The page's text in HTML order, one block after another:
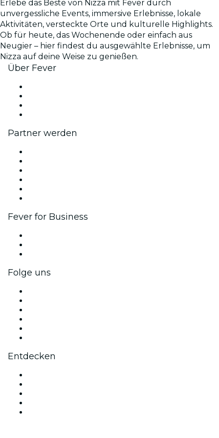
Erlebe das Beste von Nizza mit Fever durch
unvergessliche Events, immersive Erlebnisse, lokale
Aktivitäten, versteckte Orte und kulturelle Highlights.
Ob für heute, das Wochenende oder einfach aus
Neugier – hier findest du ausgewählte Erlebnisse, um
Nizza auf deine Weise zu genießen.
Über Fever
Partner werden
Fever for Business
Folge uns
Entdecken